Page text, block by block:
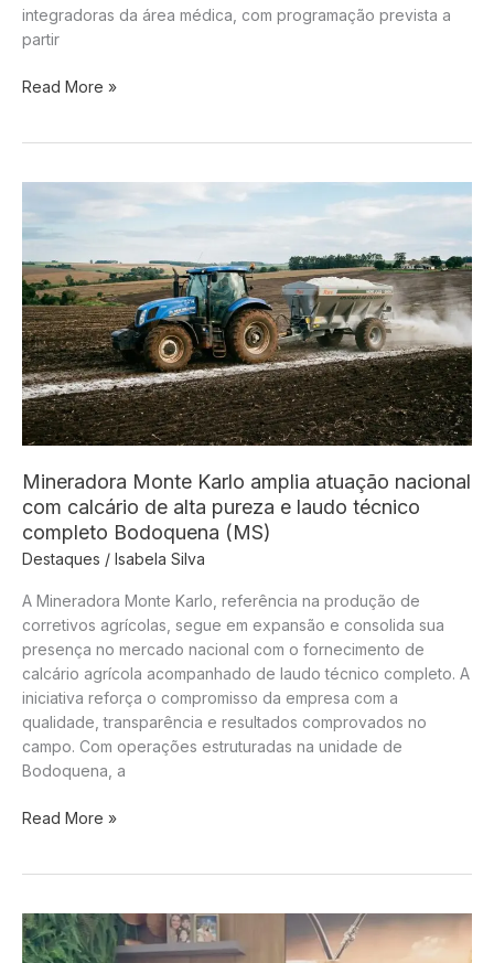
integradoras da área médica, com programação prevista a
partir
Atividades
UCP
Pedro
Caballero
reforçam
a
formação
prática
dos
estudantes
de
Medicina
Read More »
Mineradora Monte Karlo amplia atuação nacional
com calcário de alta pureza e laudo técnico
completo Bodoquena (MS)
Destaques / Isabela Silva
A Mineradora Monte Karlo, referência na produção de
corretivos agrícolas, segue em expansão e consolida sua
presença no mercado nacional com o fornecimento de
calcário agrícola acompanhado de laudo técnico completo. A
iniciativa reforça o compromisso da empresa com a
qualidade, transparência e resultados comprovados no
campo. Com operações estruturadas na unidade de
Bodoquena, a
Mineradora
atuação
nacional
Read More »